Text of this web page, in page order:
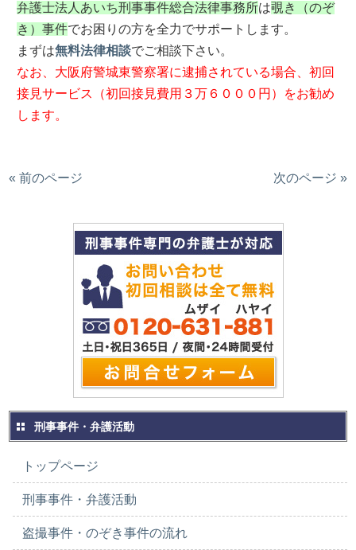
弁護士法人あいち刑事事件総合法律事務所は覗き（のぞ
き）事件でお困りの方を全力でサポートします。
まずは無料法律相談でご相談下さい。
なお、大阪府警城東警察署に逮捕されている場合、初回
接見サービス（初回接見費用３万６０００円）をお勧め
します。
« 前のページ 次のページ »
刑事事件・弁護活動
トップページ
刑事事件・弁護活動
盗撮事件・のぞき事件の流れ